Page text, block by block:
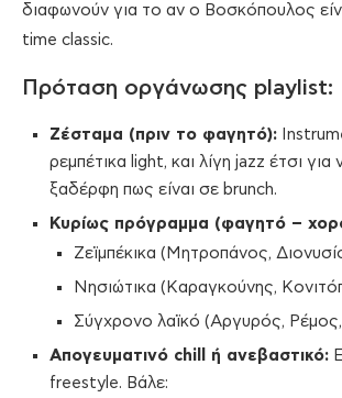
διαφωνούν για το αν ο Βοσκόπουλος
time classic.
Πρόταση οργάνωσης playlist:
Ζέσταμα (πριν το φαγητό):
ρεμπέτικα light, και λίγη jazz έτσι για
ξαδέρφη πως είναι σε brunch.
Κυρίως πρόγραμμα (φαγητό –
Ζεϊμπέκικα (Μητροπάνος,
Νησιώτικα (Καραγκούνης,
Σύγχρονο λαϊκό (Αργυρός,
Απογευματινό chill ή ανεβαστικό:
freestyle. Βάλε: